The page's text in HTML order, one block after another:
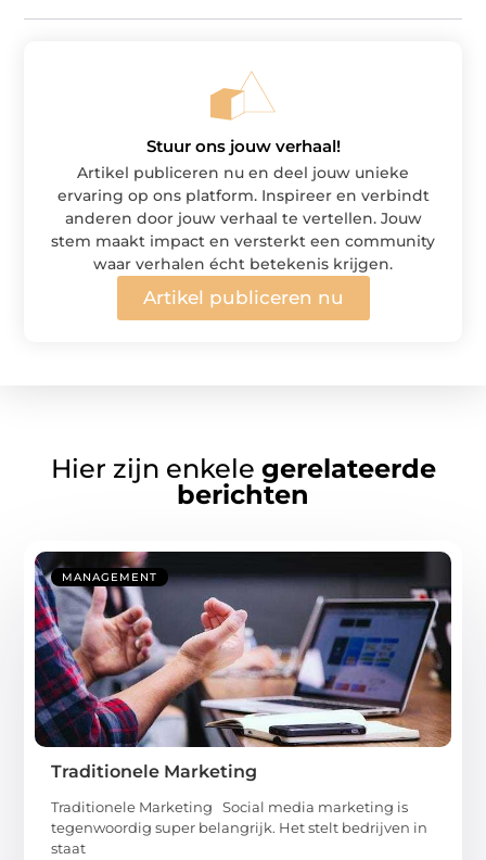
Stuur ons jouw verhaal!
Artikel publiceren nu en deel jouw unieke
ervaring op ons platform. Inspireer en verbindt
anderen door jouw verhaal te vertellen. Jouw
stem maakt impact en versterkt een community
waar verhalen écht betekenis krijgen.
Artikel publiceren nu
Hier zijn enkele gerelateerde
berichten
MANAGEMENT
Traditionele Marketing
Traditionele Marketing Social media marketing is
tegenwoordig super belangrijk. Het stelt bedrijven in
staat